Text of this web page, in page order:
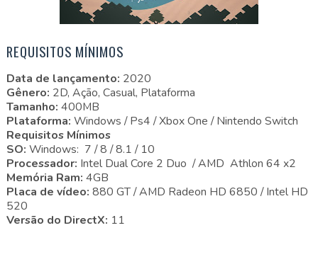
REQUISITOS MÍNIMOS
Data de lançamento: 2020
Gênero: 2D, Ação, Casual, Plataforma
Tamanho: 400MB
Plataforma: Windows / Ps4 / Xbox One / Nintendo Switch
Requisitos Mínimos
SO: Windows: 7 / 8 / 8.1 / 10
Processador: Intel Dual Core 2 Duo / AMD Athlon 64 x2
Memória Ram: 4GB
Placa de vídeo: 880 GT / AMD Radeon HD 6850 / Intel HD
520
Versão do DirectX: 11